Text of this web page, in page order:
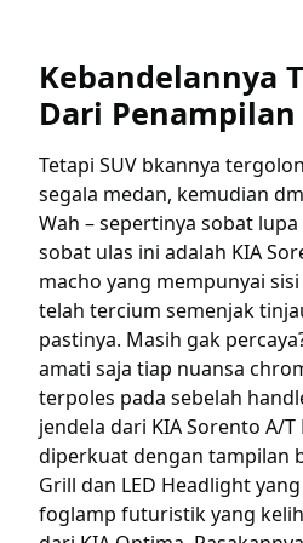
Kebandelannya
Dari
Tetapi SUV bkannya
segala medan, kemudian
Wah – sepertinya sobat
sobat ulas ini adalah KIA
macho yang mempunyai
telah tercium semenjak
pastinya. Masih gak
amati saja tiap nuansa
terpoles pada sebelah
jendela dari KIA Sorento A/
diperkuat dengan tampilan
Grill dan LED Headlight
foglamp futuristik yang